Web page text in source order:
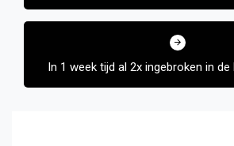
In 1 week tijd al 2x ingebroken in